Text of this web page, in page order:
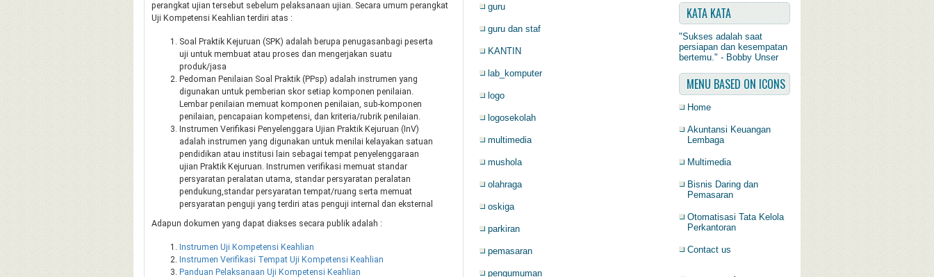
perangkat ujian tersebut sebelum pelaksanaan ujian. Secara umum perangkat
Uji Kompetensi Keahlian terdiri atas :
Soal Praktik Kejuruan (SPK) adalah berupa penugasanbagi peserta
uji untuk membuat atau proses dan mengerjakan suatu
produk/jasa
Pedoman Penilaian Soal Praktik (PPsp) adalah instrumen yang
digunakan untuk pemberian skor setiap komponen penilaian.
Lembar penilaian memuat komponen penilaian, sub-komponen
penilaian, pencapaian kompetensi, dan kriteria/rubrik penilaian.
Instrumen Verifikasi Penyelenggara Ujian Praktik Kejuruan (InV)
adalah instrumen yang digunakan untuk menilai kelayakan satuan
pendidikan atau institusi lain sebagai tempat penyelenggaraan
ujian Praktik Kejuruan. Instrumen verifikasi memuat standar
persyaratan peralatan utama, standar persyaratan peralatan
pendukung,standar persyaratan tempat/ruang serta memuat
persyaratan penguji yang terdiri atas penguji internal dan eksternal
Adapun dokumen yang dapat diakses secara publik adalah :
Instrumen Uji Kompetensi Keahlian
Instrumen Verifikasi Tempat Uji Kompetensi Keahlian
Panduan Pelaksanaan Uji Kompetensi Keahlian
guru
guru dan staf
KANTIN
lab_komputer
logo
logosekolah
multimedia
mushola
olahraga
oskiga
parkiran
pemasaran
pengumuman
KATA KATA
"Sukses adalah saat
persiapan dan kesempatan
bertemu." - Bobby Unser
MENU BASED ON ICONS
Home
Akuntansi Keuangan
Lembaga
Multimedia
Bisnis Daring dan
Pemasaran
Otomatisasi Tata Kelola
Perkantoran
Contact us